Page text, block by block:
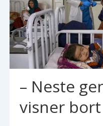
– Neste
visner bort